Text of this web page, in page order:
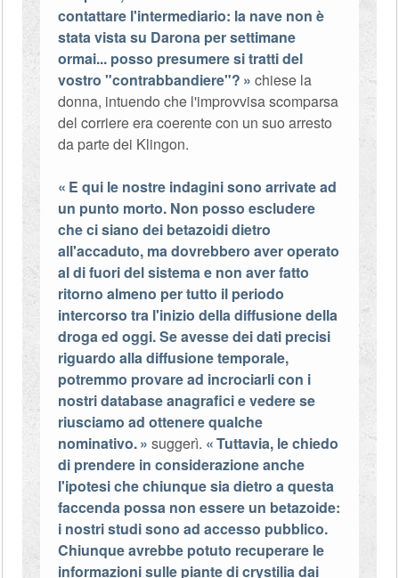
contattare l'intermediario: la nave non è
stata vista su Darona per settimane
ormai... posso presumere si tratti del
vostro "contrabbandiere"?
chiese la
donna, intuendo che l'improvvisa scomparsa
del corriere era coerente con un suo arresto
da parte dei Klingon.
E qui le nostre indagini sono arrivate ad
un punto morto. Non posso escludere
che ci siano dei betazoidi dietro
all'accaduto, ma dovrebbero aver operato
al di fuori del sistema e non aver fatto
ritorno almeno per tutto il periodo
intercorso tra l'inizio della diffusione della
droga ed oggi. Se avesse dei dati precisi
riguardo alla diffusione temporale,
potremmo provare ad incrociarli con i
nostri database anagrafici e vedere se
riusciamo ad ottenere qualche
nominativo.
suggerì.
Tuttavia, le chiedo
di prendere in considerazione anche
l'ipotesi che chiunque sia dietro a questa
faccenda possa non essere un betazoide:
i nostri studi sono ad accesso pubblico.
Chiunque avrebbe potuto recuperare le
informazioni sulle piante di crystilia dai